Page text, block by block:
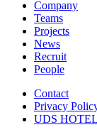
Company
Teams
Projects
News
Recruit
People
Contact
Privacy
UDS